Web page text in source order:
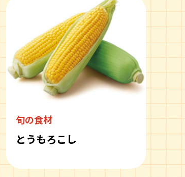
旬の食材
とうもろこし